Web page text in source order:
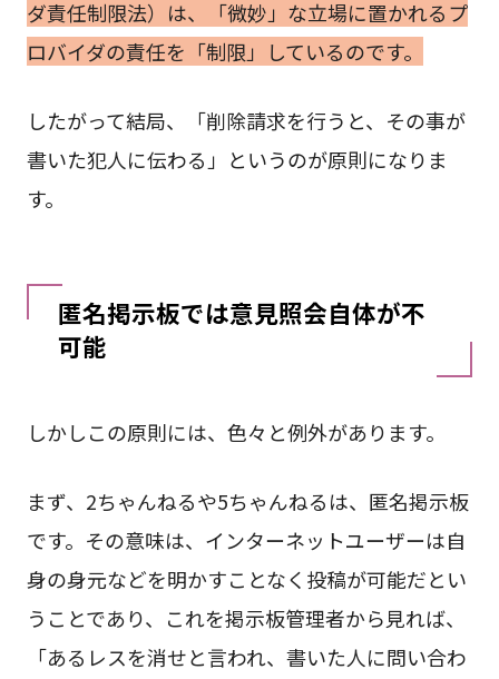
ダ責任制限法）は、「微妙」な立場に置かれるプ
ロバイダの責任を「制限」しているのです。
したがって結局、「削除請求を行うと、その事が
書いた犯人に伝わる」というのが原則になりま
す。
匿名掲示板では意見照会自体が不
可能
しかしこの原則には、色々と例外があります。
まず、2ちゃんねるや5ちゃんねるは、匿名掲示板
です。その意味は、インターネットユーザーは自
身の身元などを明かすことなく投稿が可能だとい
うことであり、これを掲示板管理者から見れば、
「あるレスを消せと言われ、書いた人に問い合わ